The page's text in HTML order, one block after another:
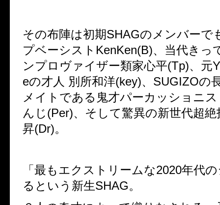
その布陣は初期SHAGのメンバーで
プベーシストKenKen(B)、当代きっ
ンプロヴァイザー類家心平(Tp)、元
eの才人 別所和洋(key)、SUGIZOの
メイトである鬼才パーカッショニ
んじ(Per)、そして驚異の新世代超
昇(Dr)。
「最もエクストリームな2020年代
るという新生SHAG。